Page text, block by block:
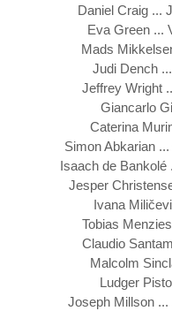
Daniel Craig ...
Eva Green ...
Mads
Judi Dench
Jeffrey Wright
Giancarlo
Caterina
Simon Abkarian
Isaach de Bankolé
Jesper
Ivana
Tobias
Claudio
Malcolm
Ludger
Joseph Millson ...